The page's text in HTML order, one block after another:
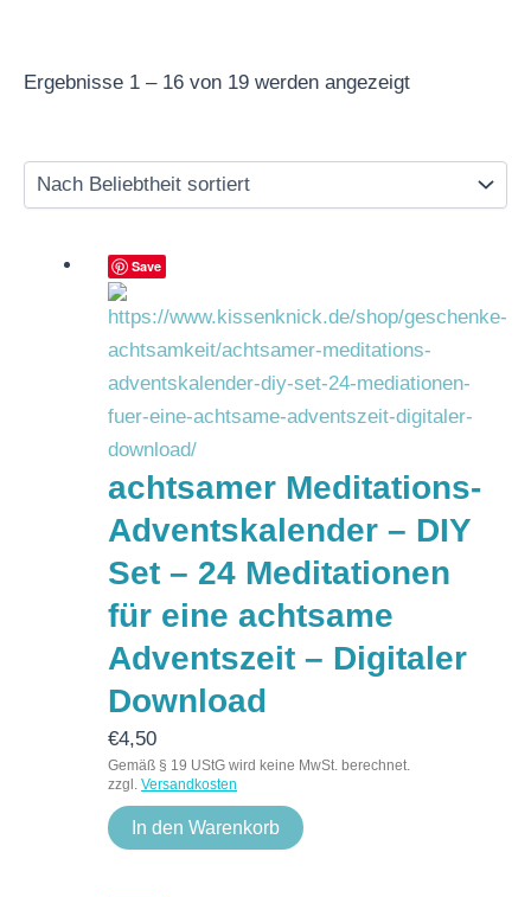
Ergebnisse 1 – 16 von 19 werden angezeigt
Save
achtsamer Meditations-
Adventskalender – DIY
Set – 24 Meditationen
für eine achtsame
Adventszeit – Digitaler
Download
€4,50
Gemäß § 19 UStG wird keine MwSt. berechnet.
zzgl. Versandkosten
In den Warenkorb